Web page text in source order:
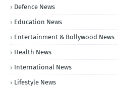
Defence News
Education News
Entertainment & Bollywood News
Health News
International News
Lifestyle News